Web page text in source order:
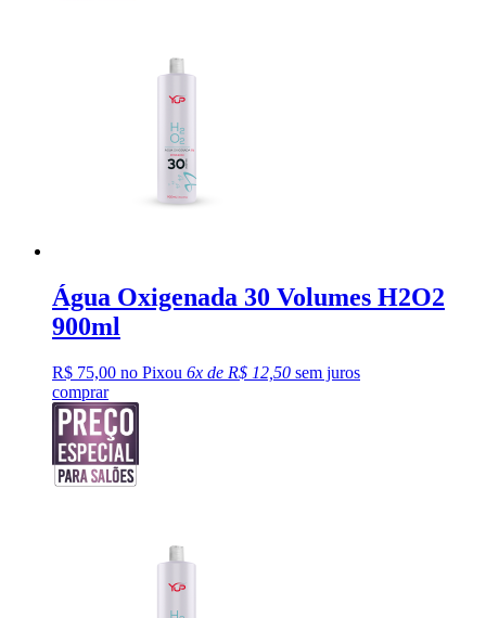
Água Oxigenada 30 Volumes H2O2
900ml
R$ 75,00 no Pixou 6x de R$ 12,50 sem juros
comprar